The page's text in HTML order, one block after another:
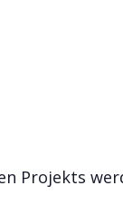
Projekts